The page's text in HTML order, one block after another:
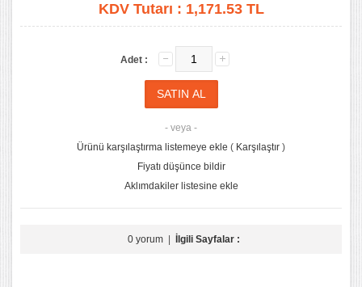
KDV Tutarı : 1,171.53 TL
Adet :
- veya -
Ürünü karşılaştırma listemeye ekle ( Karşılaştır )
Fiyatı düşünce bildir
Aklımdakiler listesine ekle
0 yorum| İlgili Sayfalar :